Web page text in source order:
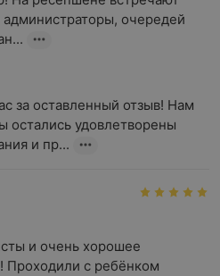
очередей
за оставленный отзыв! Нам
остались удовлетворены
и пр...
и очень хорошее
Проходили с ребёнком